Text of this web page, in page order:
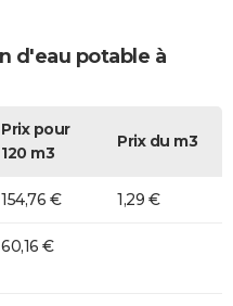
d'eau potable à
Prix pour
120 m3
Prix du m3
154,76 € 1,29 €
60,16 €